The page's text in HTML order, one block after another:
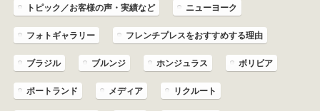
トピック／お客様の声・実績など ニューヨーク
フォトギャラリー フレンチプレスをおすすめする理由
ブラジル ブルンジ ホンジュラス ボリビア
ポートランド メディア リクルート